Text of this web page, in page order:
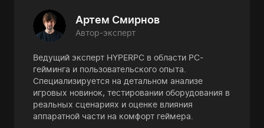
Артем Смирнов
Автор-эксперт
Ведущий эксперт HYPERPC в области PC-
гейминга и пользовательского опыта.
Специализируется на детальном анализе
игровых новинок, тестировании оборудования в
реальных сценариях и оценке влияния
аппаратной части на комфорт геймера.